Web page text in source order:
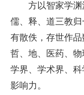
方以智家学渊
儒、释、道三教
有散佚，存世作品
哲、地、医药、
学界、学术界、
影响力。